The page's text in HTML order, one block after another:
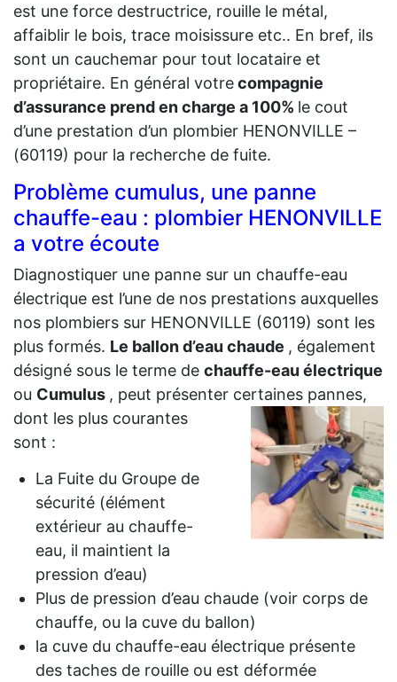
est une force destructrice, rouille le métal,
affaiblir le bois, trace moisissure etc.. En bref, ils
sont un cauchemar pour tout locataire et
propriétaire. En général votrecompagnie
d’assurance prend en charge a 100% le cout
d’une prestation d’un plombier HENONVILLE –
(60119) pour la recherche de fuite.
Problème cumulus, une panne
chauffe-eau : plombier HENONVILLE
a votre écoute
Diagnostiquer une panne sur un chauffe-eau
électrique est l’une de nos prestations auxquelles
nos plombiers sur HENONVILLE (60119) sont les
plus formés. Le ballon d’eau chaude , également
désigné sous le terme de chauffe-eau électrique
ou Cumulus , peut présenter certaines pannes,
dont les plus courantes
sont :
La Fuite du Groupe de
sécurité (élément
extérieur au chauffe-
eau, il maintient la
pression d’eau)
Plus de pression d’eau chaude (voir corps de
chauffe, ou la cuve du ballon)
la cuve du chauffe-eau électrique présente
des taches de rouille ou est déformée